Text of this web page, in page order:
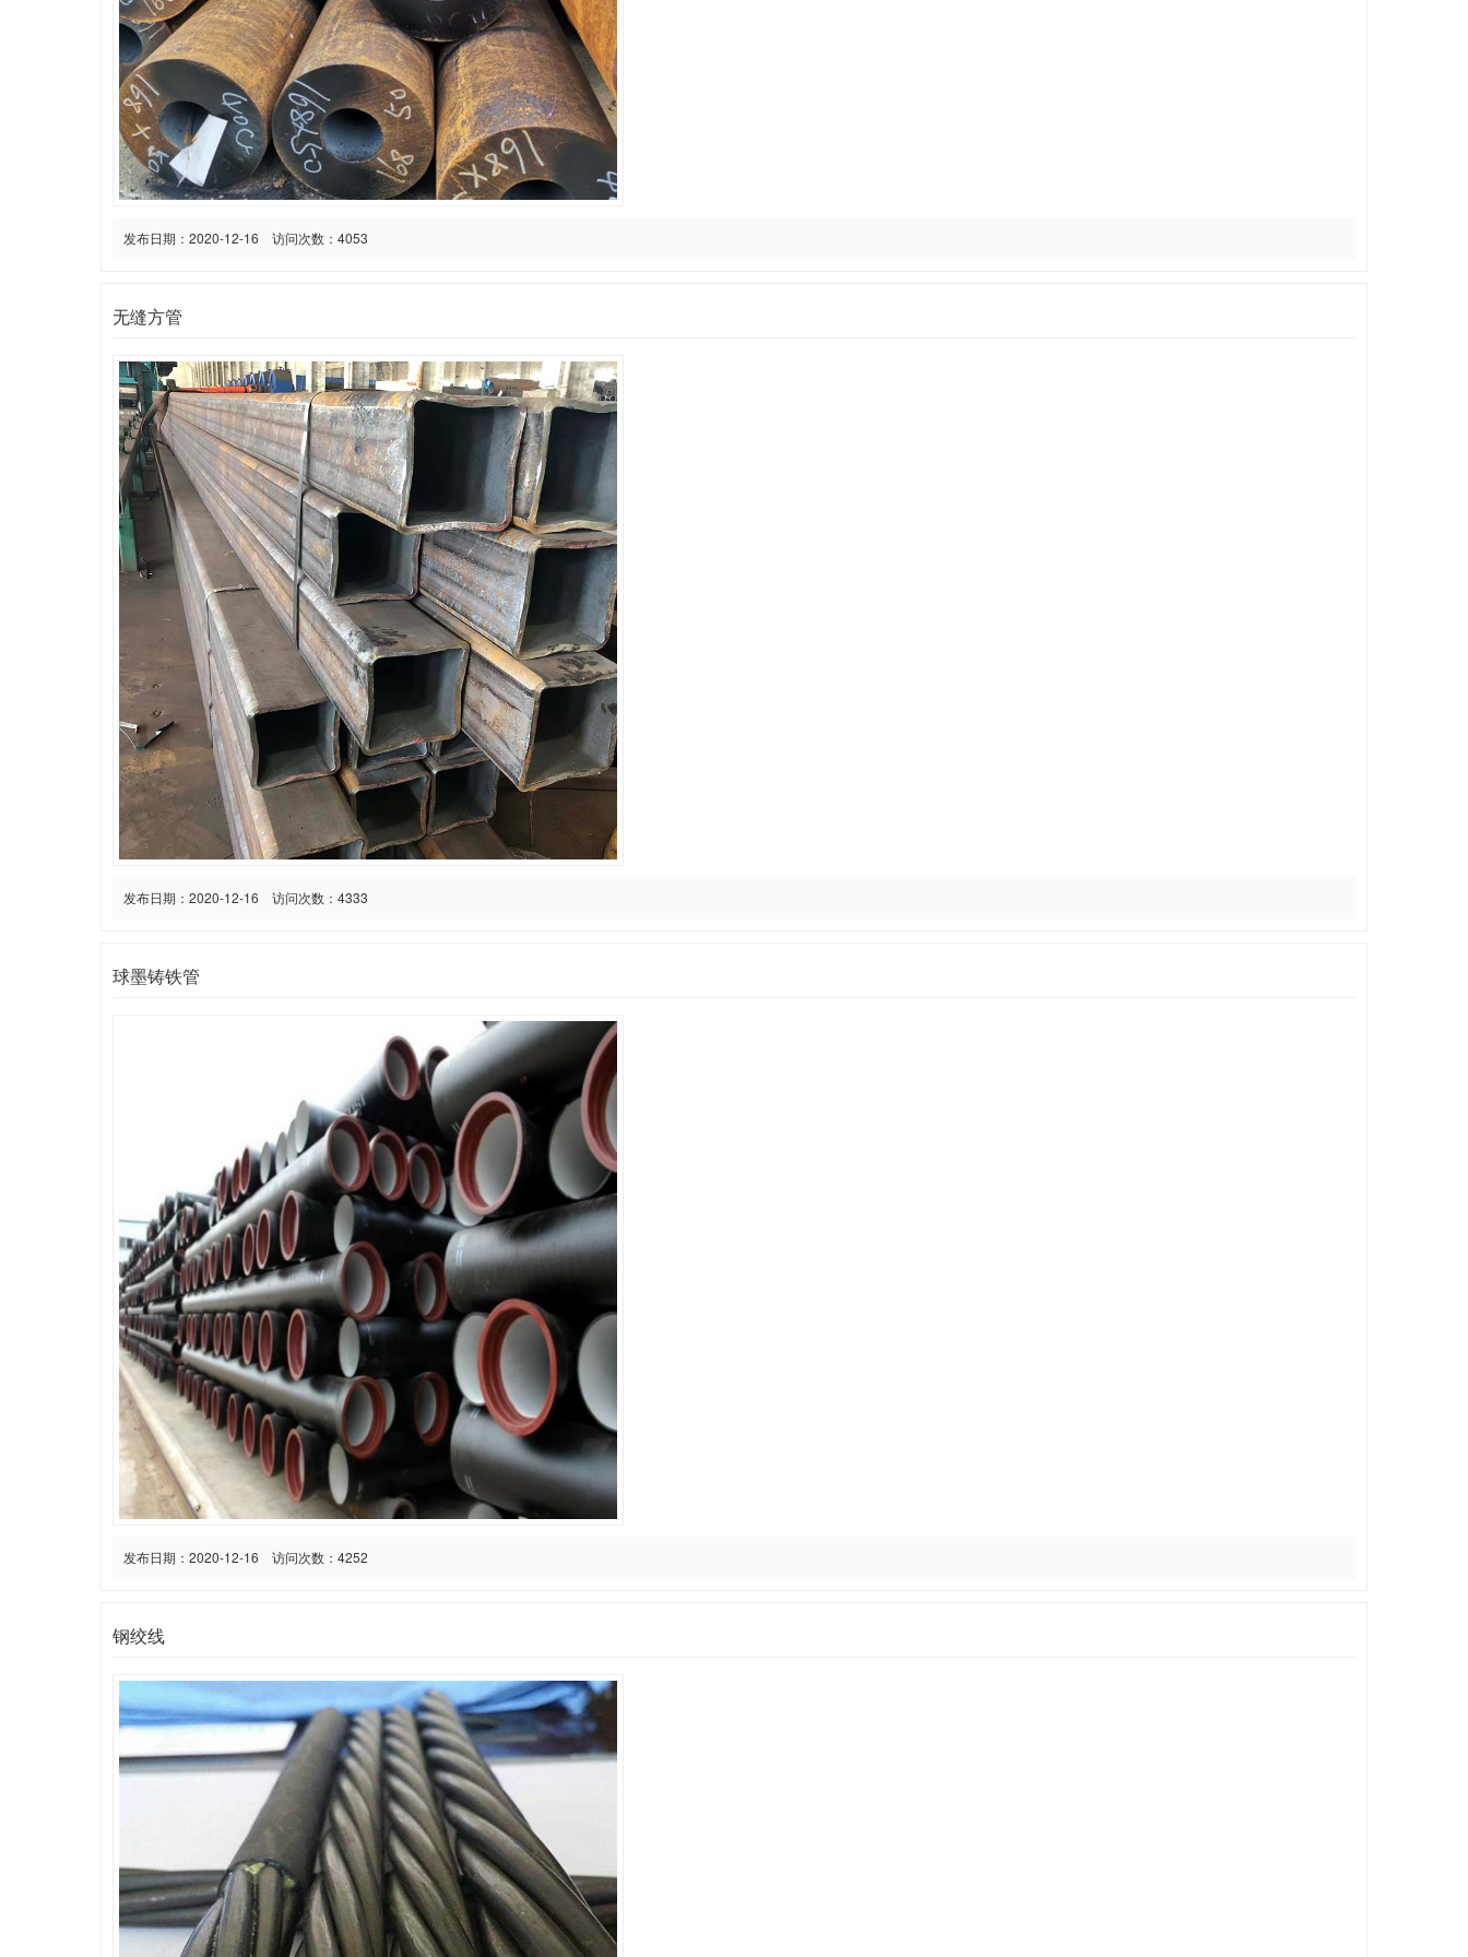
发布日期：2020-12-16 访问次数：4053
无缝方管
发布日期：2020-12-16 访问次数：4333
球墨铸铁管
发布日期：2020-12-16 访问次数：4252
钢绞线